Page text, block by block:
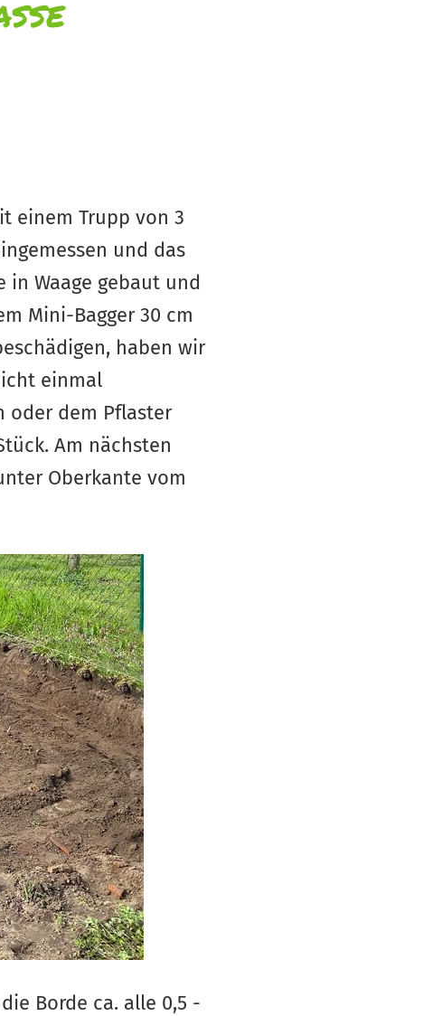
einem Trupp von 3
und das
in Waage gebaut und
Mini-Bagger 30 cm
haben wir
einmal
oder dem Pflaster
Am nächsten
Oberkante vom
Borde ca. alle 0,5 -